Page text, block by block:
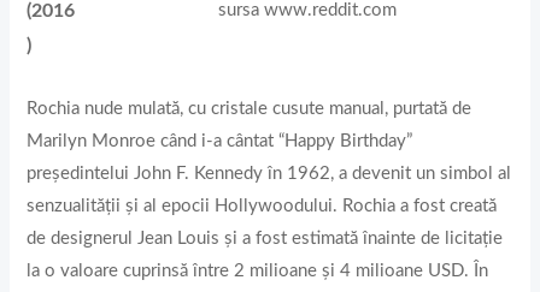
sursa www.reddit.com
(2016
)
Rochia nude mulată, cu cristale cusute manual, purtată de
Marilyn Monroe când i-a cântat “Happy Birthday”
președintelui John F. Kennedy în 1962, a devenit un simbol al
senzualității și al epocii Hollywoodului. Rochia a fost creată
de designerul Jean Louis și a fost estimată înainte de licitație
la o valoare cuprinsă între 2 milioane și 4 milioane USD. În